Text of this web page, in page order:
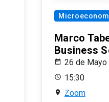
Marco
Business
26 de Mayo
15:30
Zoom